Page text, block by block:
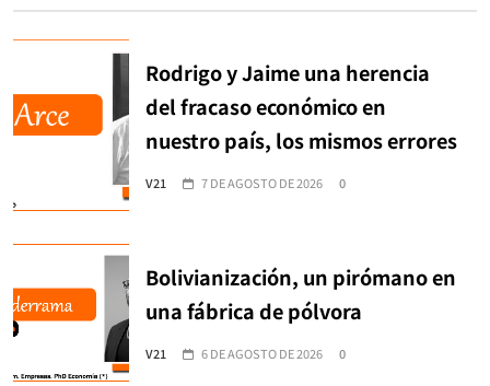
Rodrigo y Jaime una herencia
del fracaso económico en
nuestro país, los mismos errores
V21 7 DE AGOSTO DE 2026 0
Bolivianización, un pirómano en
una fábrica de pólvora
V21 6 DE AGOSTO DE 2026 0